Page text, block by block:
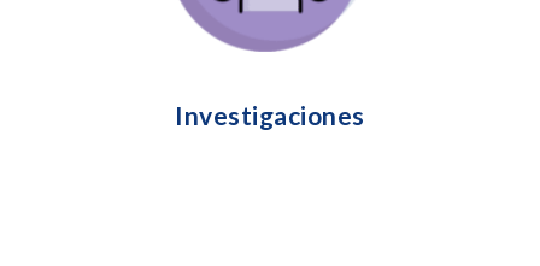
Investigaciones
Desde la voz de los maestros, estudiantes, y
personal de salud y los moribundos
• Los rituales acerca de la muerte y su